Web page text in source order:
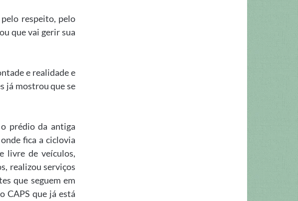
respeito, pelo
que vai gerir sua
e realidade e
já mostrou que se
prédio da antiga
fica a ciclovia
livre de veículos,
realizou serviços
que seguem em
CAPS que já está